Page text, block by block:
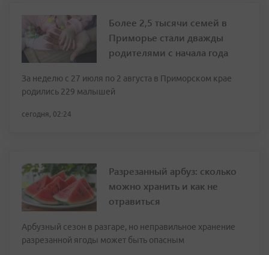
Более 2,5 тысячи семей в
Приморье стали дважды
родителями с начала года
За неделю с 27 июля по 2 августа в Приморском крае
родились 229 малышей
сегодня, 02:24
Разрезанный арбуз: сколько
можно хранить и как не
отравиться
Арбузный сезон в разгаре, но неправильное хранение
разрезанной ягоды может быть опасным